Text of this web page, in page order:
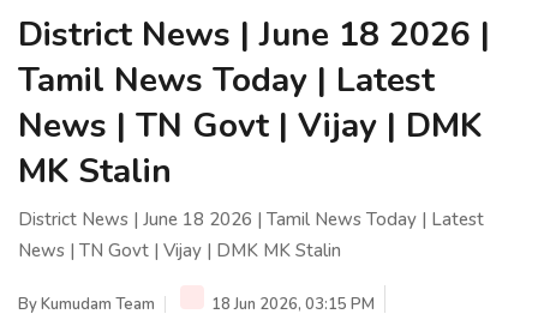
District News | June 18 2026 |
Tamil News Today | Latest
News | TN Govt | Vijay | DMK
MK Stalin
District News | June 18 2026 | Tamil News Today | Latest
News | TN Govt | Vijay | DMK MK Stalin
ByKumudam Team
18 Jun 2026, 03:15 PM